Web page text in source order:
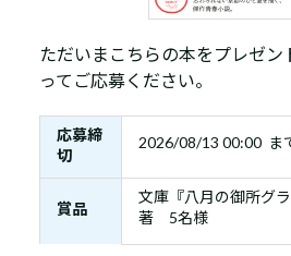
ただいまこちらの本をプレゼン
ってご応募ください。
応募締
切
2026/08/13 00:00 ま
賞品
文庫『八月の御所グ
著 5名様